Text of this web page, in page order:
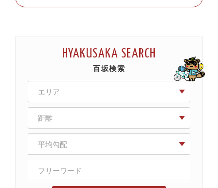
HYAKUSAKA SEARCH
百坂検索